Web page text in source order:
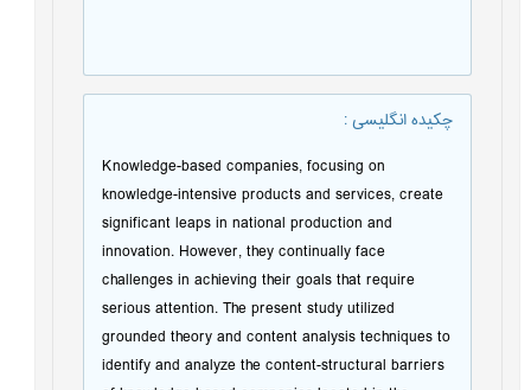
چکیده انگلیسی:
Knowledge-based companies, focusing on
knowledge-intensive products and services, create
significant leaps in national production and
innovation. However, they continually face
challenges in achieving their goals that require
serious attention. The present study utilized
grounded theory and content analysis techniques to
identify and analyze the content-structural barriers